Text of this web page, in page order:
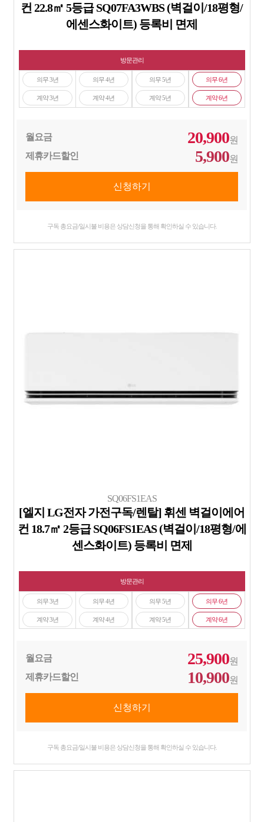
컨 22.8㎡ 5등급 SQ07FA3WBS (벽걸이/18평형/
에센스화이트) 등록비 면제
방문관리
의무 3년
계약 3년
의무 4년
계약 4년
의무 5년
계약 5년
의무 6년
계약 6년
월요금 20,900원
제휴카드할인
5,900원
구독 총요금/일시불 비용은 상담신청을 통해 확인하실 수 있습니다.
SQ06FS1EAS
[엘지 LG전자 가전구독/렌탈] 휘센 벽걸이에어
컨 18.7㎡ 2등급 SQ06FS1EAS (벽걸이/18평형/에
센스화이트) 등록비 면제
방문관리
의무 3년
계약 3년
의무 4년
계약 4년
의무 5년
계약 5년
의무 6년
계약 6년
월요금 25,900원
제휴카드할인
10,900원
구독 총요금/일시불 비용은 상담신청을 통해 확인하실 수 있습니다.